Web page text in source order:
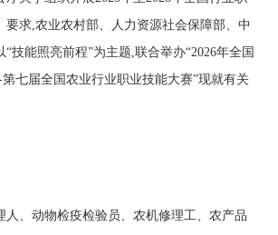
要求,农业农村部、人力资源社会保障部、中
技能照亮前程”为主题,联合举办“2026年全国
七届全国农业行业职业技能大赛”现就有关
人、动物检疫检验员、农机修理工、农产品